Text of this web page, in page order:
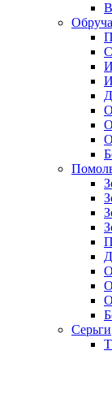
Серьги